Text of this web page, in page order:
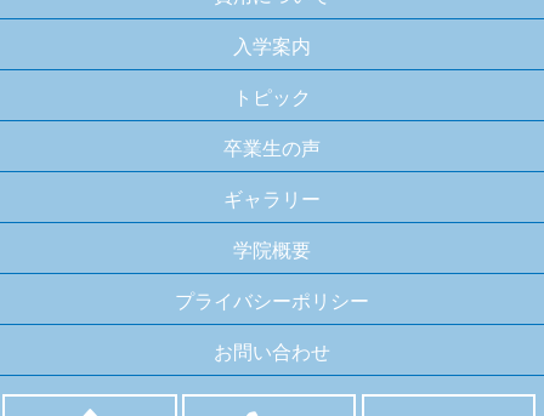
入学案内
トピック
卒業生の声
ギャラリー
学院概要
プライバシーポリシー
お問い合わせ